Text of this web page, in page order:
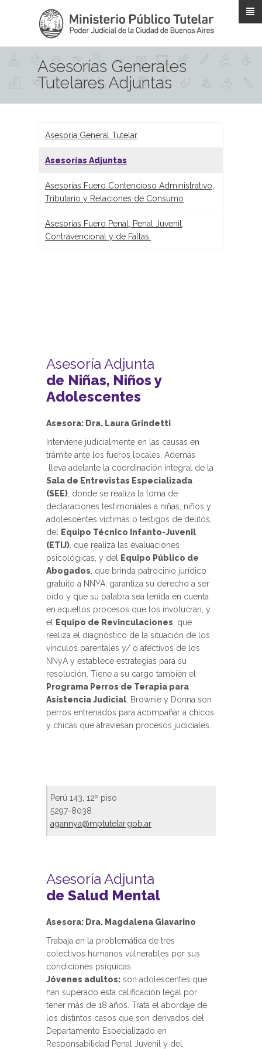
Asesorías Generales
Tutelares Adjuntas
Asesoría General Tutelar
Asesorías Adjuntas
Asesorías Fuero Contencioso Administrativo,
Tributario y Relaciones de Consumo
Asesorías Fuero Penal, Penal Juvenil,
Contravencional y de Faltas.
Asesoría Adjunta
de Niñas, Niños y
Adolescentes
Asesora: Dra. Laura Grindetti
Interviene judicialmente en las causas en
trámite ante los fueros locales. Además
lleva adelante la coordinación integral de la
Sala de Entrevistas Especializada
(SEE) , donde se realiza la toma de
declaraciones testimoniales a niñas, niños y
adolescentes víctimas o testigos de delitos,
del
Equipo Técnico Infanto-Juvenil
(ETIJ) , que realiza las evaluaciones
psicológicas, y del
Equipo Público de
Abogados , que brinda patrocinio jurídico
gratuito a NNYA, garantiza su derecho a ser
oído y que su palabra sea tenida en cuenta
en aquellos procesos que los involucran, y
el
Equipo de Revinculaciones , que
realiza el diagnóstico de la situación de los
vínculos parentales y/ o afectivos de los
NNyA y establece estrategias para su
resolución. Tiene a su cargo también el
Programa Perros de Terapia para
Asistencia Judicial . Brownie y Donna son
perros entrenados para acompañar a chicos
y chicas que atraviesan procesos judiciales.
Perú 143, 12º piso
5297-8038
agannya@mptutelar.gob.ar
Asesoría Adjunta
de Salud Mental
Asesora: Dra. Magdalena Giavarino
Trabaja en la problemática de tres
colectivos humanos vulnerables por sus
condiciones psíquicas.
Jóvenes adultos: son adolescentes que
han superado esta calificación legal por
tener más de 18 años. Trata el abordaje de
los distintos casos que son derivados del
Departamento Especializado en
Responsabilidad Penal Juvenil y del